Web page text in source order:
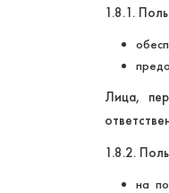
1.8.1.
Лица,
1.8.2.
на